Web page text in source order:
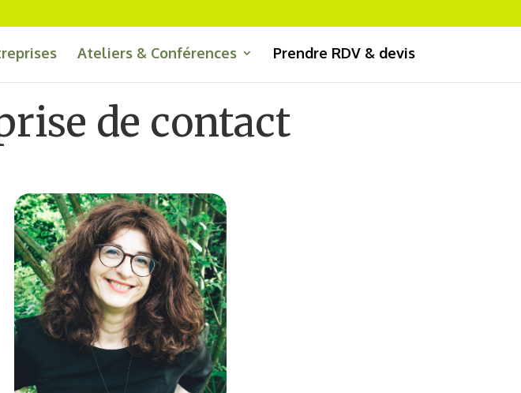
Ateliers & Conférences Prendre RDV & devis
de contact